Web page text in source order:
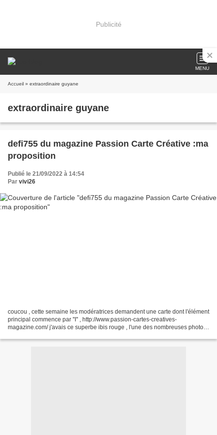
Publicité
MENU
Accueil » extraordinaire guyane
extraordinaire guyane
defi755 du magazine Passion Carte Créative :ma
proposition
Publié le 21/09/2022 à 14:54
Par vivi26
coucou , cette semaine les modératrices demandent une carte dont l'élément
principal commence par ''I'' , http://www.passion-cartes-creatives-
magazine.com/ j'avais ce superbe ibis rouge , l'une des nombreuses photos